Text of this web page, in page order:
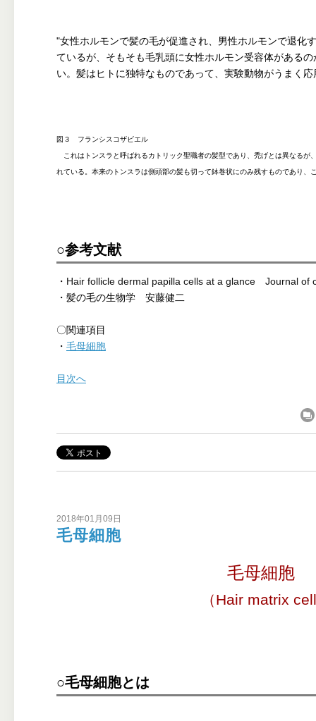
"女性ホルモンで髪の毛が促進され、男性ホルモンで退化
ているが、そもそも毛乳頭に女性ホルモン受容体がある
い。髪はヒトに独特なものであって、実験動物がうまく
図３ フランシスコザビエル
これはトンスラと呼ばれるカトリック聖職者の髪型であり、禿げとは異なるが
れている。本来のトンスラは側頭部の髪も切って鉢巻状にのみ残すものであり、
○参考文献
・ Hair follicle dermal papilla cells at a glance Journal of
・髪の毛の生物学 安藤健二
〇関連項目
・ 毛母細胞
目次へ
2018年01月09日
毛母細胞
毛母細胞
（Hair matrix
○毛母細胞とは